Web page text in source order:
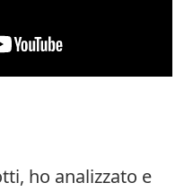
ho analizzato e